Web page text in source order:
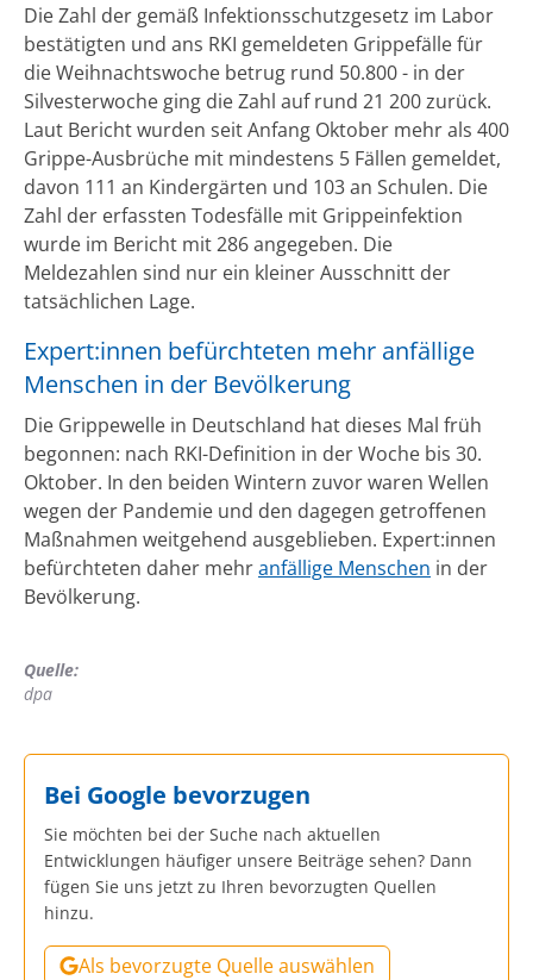
Die Zahl der gemäß Infektionsschutzgesetz im Labor
bestätigten und ans RKI gemeldeten Grippefälle für
die Weihnachtswoche betrug rund 50.800 - in der
Silvesterwoche ging die Zahl auf rund 21 200 zurück.
Laut Bericht wurden seit Anfang Oktober mehr als 400
Grippe-Ausbrüche mit mindestens 5 Fällen gemeldet,
davon 111 an Kindergärten und 103 an Schulen. Die
Zahl der erfassten Todesfälle mit Grippeinfektion
wurde im Bericht mit 286 angegeben. Die
Meldezahlen sind nur ein kleiner Ausschnitt der
tatsächlichen Lage.
Expert:innen befürchteten mehr anfällige
Menschen in der Bevölkerung
Die Grippewelle in Deutschland hat dieses Mal früh
begonnen: nach RKI-Definition in der Woche bis 30.
Oktober. In den beiden Wintern zuvor waren Wellen
wegen der Pandemie und den dagegen getroffenen
Maßnahmen weitgehend ausgeblieben. Expert:innen
befürchteten daher mehranfällige Menschen in der
Bevölkerung.
Quelle:
dpa
Bei Google bevorzugen
Sie möchten bei der Suche nach aktuellen
Entwicklungen häufiger unsere Beiträge sehen? Dann
fügen Sie uns jetzt zu Ihren bevorzugten Quellen
hinzu.
Als bevorzugte Quelle auswählen